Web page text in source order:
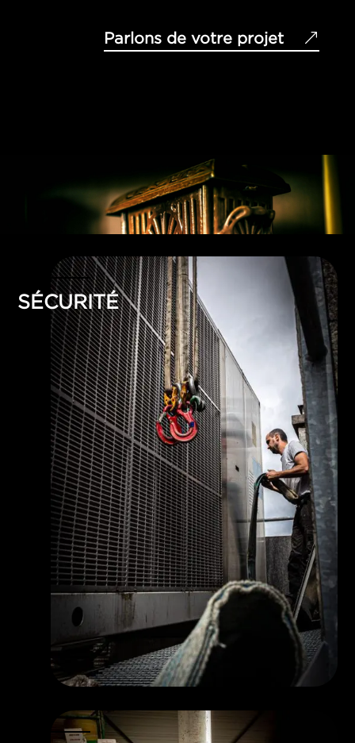
Parlons de votre projet
SÉCURITÉ